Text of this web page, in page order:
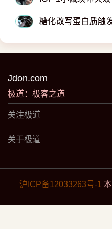
糖化改写蛋白质触
Jdon.com
极道：极客之道
关注极道
关于极道
沪ICP备12033263号-1